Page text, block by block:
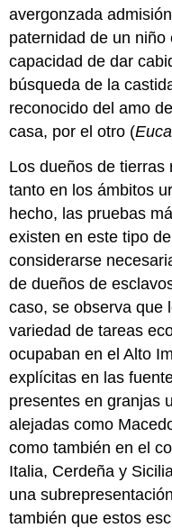
avergonzada
paternidad de un
capacidad de dar
búsqueda de la
reconocido del amo
casa, por el otro (
Los dueños de
tanto en los ámbitos
hecho, las pruebas
existen en este tipo
considerarse
de dueños de
caso, se observa que
variedad de tareas
ocupaban en el Alto
explícitas en las
presentes en granjas
alejadas como
como también en el
Italia, Cerdeña y
una
también que estos